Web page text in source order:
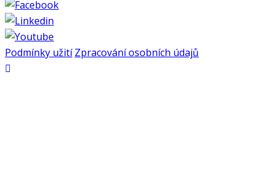
Podmínky užití Zpracování osobních údajů